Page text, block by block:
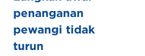
penanganan
pewangi tidak
turun